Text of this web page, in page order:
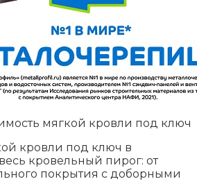
кровли под ключ в
кровельный пирог: от
покрытия с доборными